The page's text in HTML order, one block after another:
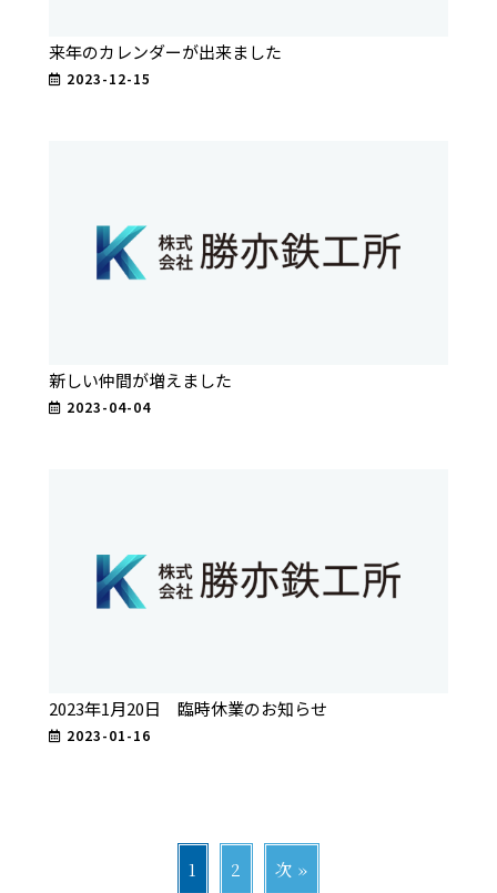
来年のカレンダーが出来ました
2023-12-15
新しい仲間が増えました
2023-04-04
2023年1月20日 臨時休業のお知らせ
2023-01-16
1 2 次 »